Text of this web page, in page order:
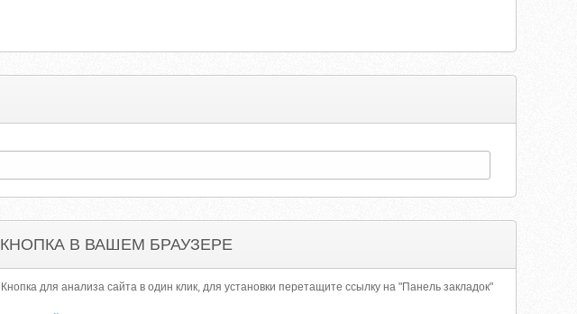
КНОПКА В ВАШЕМ БРАУЗЕРЕ
Кнопка для анализа сайта в один клик, для установки перетащите ссылку на "Панель закладок"